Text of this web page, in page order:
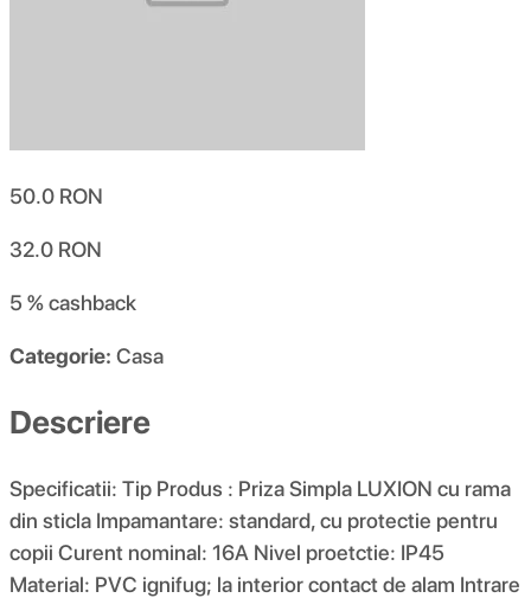
50.0 RON
32.0 RON
5 %cashback
Categorie: Casa
Descriere
Specificatii: Tip Produs : Priza Simpla LUXION cu rama
din sticla Impamantare: standard, cu protectie pentru
copii Curent nominal: 16A Nivel proetctie: IP45
Material: PVC ignifug; la interior contact de alam Intrare